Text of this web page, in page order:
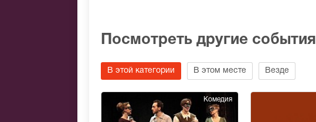
Посмотреть другие события
В этой категории В этом месте Везде
Комедия